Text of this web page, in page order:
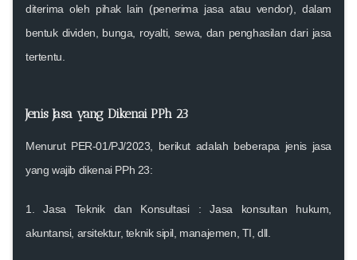
diterima oleh pihak lain (penerima jasa atau vendor), dalam
bentuk dividen, bunga, royalti, sewa, dan penghasilan dari jasa
tertentu
Jenis Jasa yang Dikenai PPh 23
Menurut PER-01/PJ/2023 , berikut adalah beberapa jenis jasa
yang wajib dikenai PPh 23:
1.Jasa Teknik dan Konsultasi: Jasa konsultan hukum,
akuntansi, arsitektur, teknik sipil, manajemen, TI, dll.